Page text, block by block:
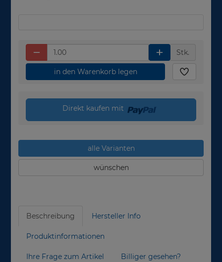
Stk.
in den Warenkorb legen
Direkt kaufen mit
alle Varianten
wünschen
Beschreibung Hersteller Info
Produktinformationen
Ihre Frage zum Artikel Billiger gesehen?